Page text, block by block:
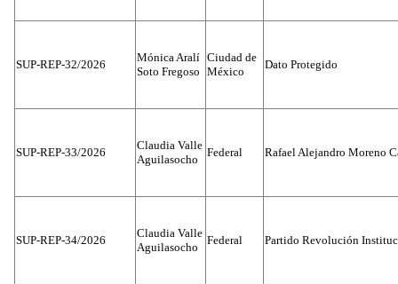
SUP-REP-32/2026
Mónica Aralí
Soto Fregoso
Ciudad de
México
Dato Protegido
SUP-REP-33/2026
Claudia Valle
Aguilasocho
Federal Rafael Alejandro Moreno
SUP-REP-34/2026
Claudia Valle
Aguilasocho
Federal Partido Revolución